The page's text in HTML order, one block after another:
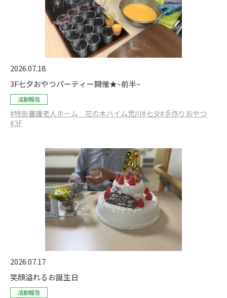
2026.07.18
3F七夕おやつパーティー開催★~前半~
活動報告
#特別養護老人ホーム 花の木ハイム荒川#七夕#手作りおやつ
#3F
2026.07.17
笑顔溢れるお誕生日
活動報告